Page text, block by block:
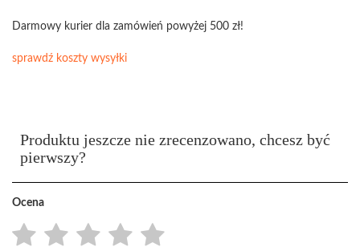
Darmowy kurier dla zamówień powyżej 500 zł!
sprawdź koszty wysyłki
Produktu jeszcze nie zrecenzowano, chcesz być
pierwszy?
Ocena